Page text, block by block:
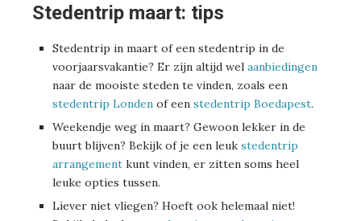
Stedentrip maart: tips
Stedentrip in maart of een stedentrip in de
voorjaarsvakantie? Er zijn altijd wel aanbiedingen
naar de mooiste steden te vinden, zoals een
stedentrip Londen of een stedentrip Boedapest.
Weekendje weg in maart? Gewoon lekker in de
buurt blijven? Bekijk of je een leuk stedentrip
arrangement kunt vinden, er zitten soms heel
leuke opties tussen.
Liever niet vliegen? Hoeft ook helemaal niet!